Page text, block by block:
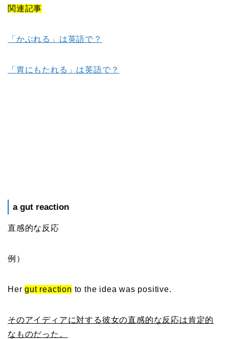
関連記事
「かぶれる」は英語で？
「胃にもたれる」は英語で？
a gut reaction
直感的な反応
例）
Hergut reaction to the idea was positive.
そのアイディアに対する彼女の直感的な反応は肯定的
なものだった。